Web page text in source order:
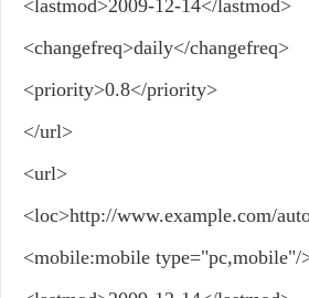
<lastmod>2009-12-14</lastmod>
<changefreq>daily</changefreq>
<priority>0.8</priority>
</url>
<url>
<loc>http://www.example.com/
<mobile:mobile type="pc,mobile"/